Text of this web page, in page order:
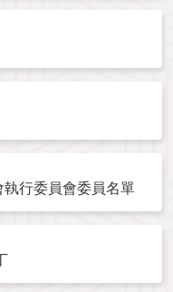
行委員會委員名單